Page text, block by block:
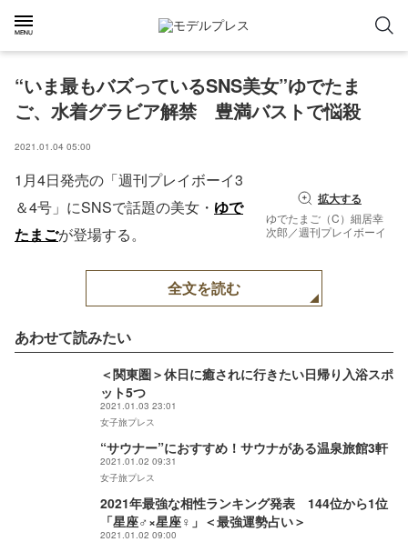
“いま最もバズっているSNS美女”ゆでたま
ご、水着グラビア解禁　豊満バストで悩殺
2021.01.04 05:00
拡大する
ゆでたまご（C）細居幸
次郎／週刊プレイボーイ
1月4日発売の「週刊プレイボーイ3
＆4号」にSNSで話題の美女・ ゆで
たまごが登場する。
全文を読む
あわせて読みたい
＜関東圏＞休日に癒されに行きたい日帰り入浴スポ
ット5つ
2021.01.03 23:01
女子旅プレス
“サウナー”におすすめ！サウナがある温泉旅館3軒
2021.01.02 09:31
女子旅プレス
2021年最強な相性ランキング発表 144位から1位
「星座♂×星座♀」＜最強運勢占い＞
2021.01.02 09:00